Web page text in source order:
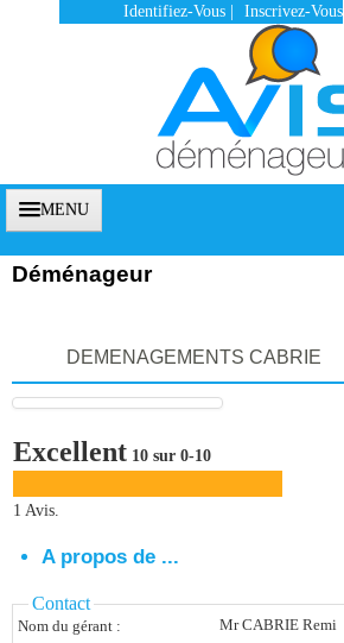
Identifiez-Vous Inscrivez-Vous
MENU
Vous Êtes Un Client
Qui Sommes-Nous ?
Pourquoi Nous Faire Confiance ?
Vous Êtes Une Société
Comment Ça Marche ?
Déménageur
DEMENAGEMENTS CABRIE
Excellent 10 sur 0-10
1 Avis.
A propos de ...
Contact
Nom du gérant :
Mr CABRIE Remi